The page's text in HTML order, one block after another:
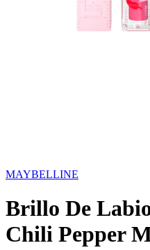
MAYBELLINE
Brillo De
Chili Pepper